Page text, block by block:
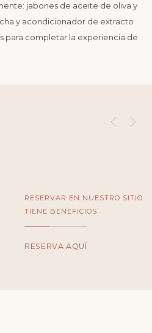
jabones de aceite de oliva y
y acondicionador de extracto
para completar la experiencia de
RESERVAR EN NUESTRO SITIO
TIENE BENEFICIOS
RESERVA AQUÍ